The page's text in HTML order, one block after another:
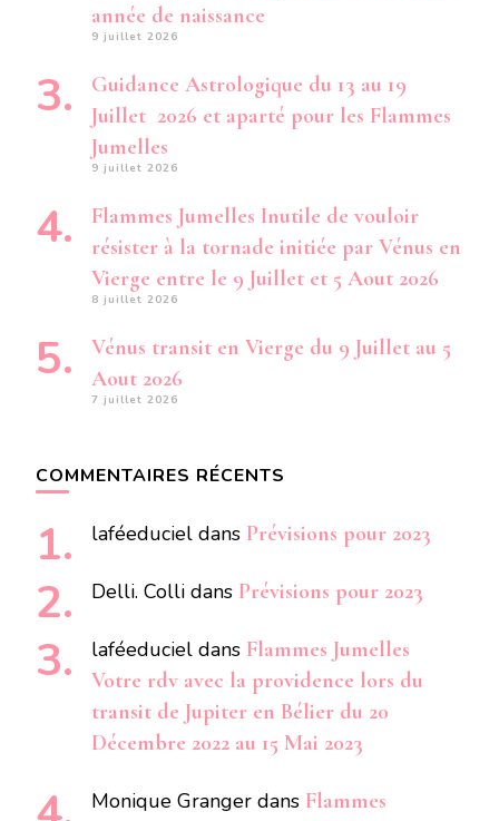
année de naissance
9 juillet 2026
Guidance Astrologique du 13 au 19
Juillet 2026 et aparté pour les Flammes
Jumelles
9 juillet 2026
Flammes Jumelles Inutile de vouloir
résister à la tornade initiée par Vénus en
Vierge entre le 9 Juillet et 5 Aout 2026
8 juillet 2026
Vénus transit en Vierge du 9 Juillet au 5
Aout 2026
7 juillet 2026
COMMENTAIRES RÉCENTS
laféeduciel dans Prévisions pour 2023
Delli. Colli dans Prévisions pour 2023
laféeduciel dans Flammes Jumelles
Votre rdv avec la providence lors du
transit de Jupiter en Bélier du 20
Décembre 2022 au 15 Mai 2023
Monique Granger dans Flammes